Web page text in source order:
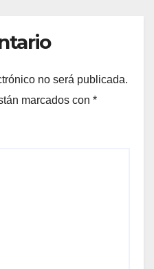
no será publicada.
marcados con *